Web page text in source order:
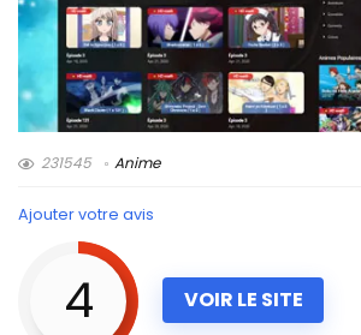
231545 Anime
Ajouter votre avis
4 VOIR LE SITE